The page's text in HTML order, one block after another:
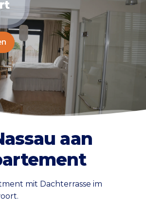
aan
mit Dachterrasse im